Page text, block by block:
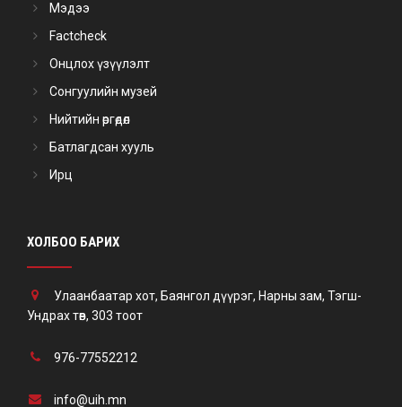
Мэдээ
Factcheck
Онцлох үзүүлэлт
Сонгуулийн музей
Нийтийн өргөдөл
Батлагдсан хууль
Ирц
ХОЛБОО БАРИХ
Улаанбаатар хот, Баянгол дүүрэг, Нарны зам, Тэгш-
Ундрах төв, 303 тоот
976-77552212
info@uih.mn